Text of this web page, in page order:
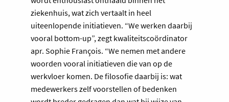
ziekenhuis, wat zich vertaalt in heel
uiteenlopende initiatieven. “We werken daarbij
vooral bottom-up”, zegt kwaliteitscoördinator
apr. Sophie François. “We nemen met andere
woorden vooral initiatieven die van op de
werkvloer komen. De filosofie daarbij is: wat
medewerkers zelf voorstellen of bedenken